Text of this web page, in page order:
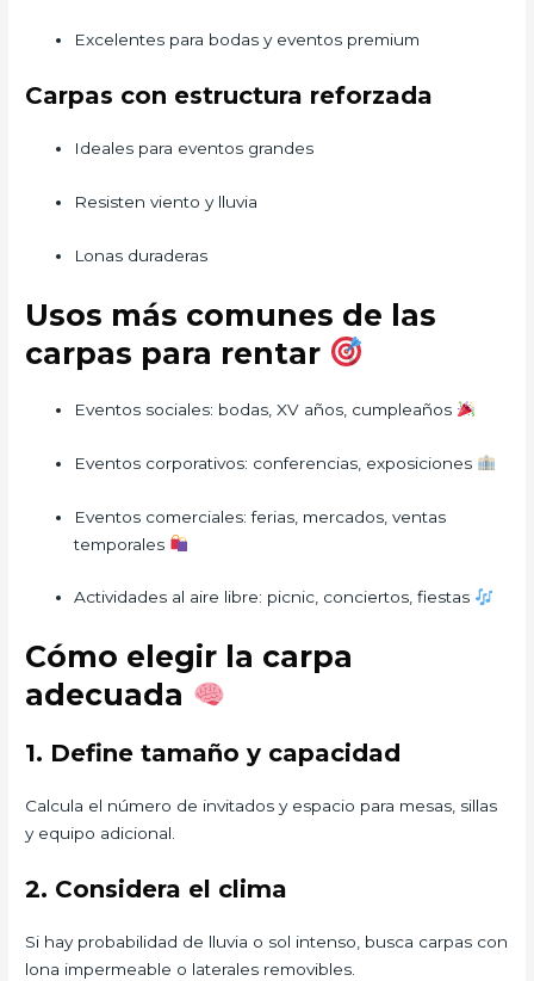
Excelentes para bodas y eventos premium
Carpas con estructura reforzada
Ideales para eventos grandes
Resisten viento y lluvia
Lonas duraderas
Usos más comunes de las
carpas para rentar
Eventos sociales: bodas, XV años, cumpleaños
Eventos corporativos: conferencias, exposiciones
Eventos comerciales: ferias, mercados, ventas
temporales
Actividades al aire libre: picnic, conciertos, fiestas
Cómo elegir la carpa
adecuada
1. Define tamaño y capacidad
Calcula el número de invitados y espacio para mesas, sillas
y equipo adicional.
2. Considera el clima
Si hay probabilidad de lluvia o sol intenso, busca carpas con
lona impermeable o laterales removibles.